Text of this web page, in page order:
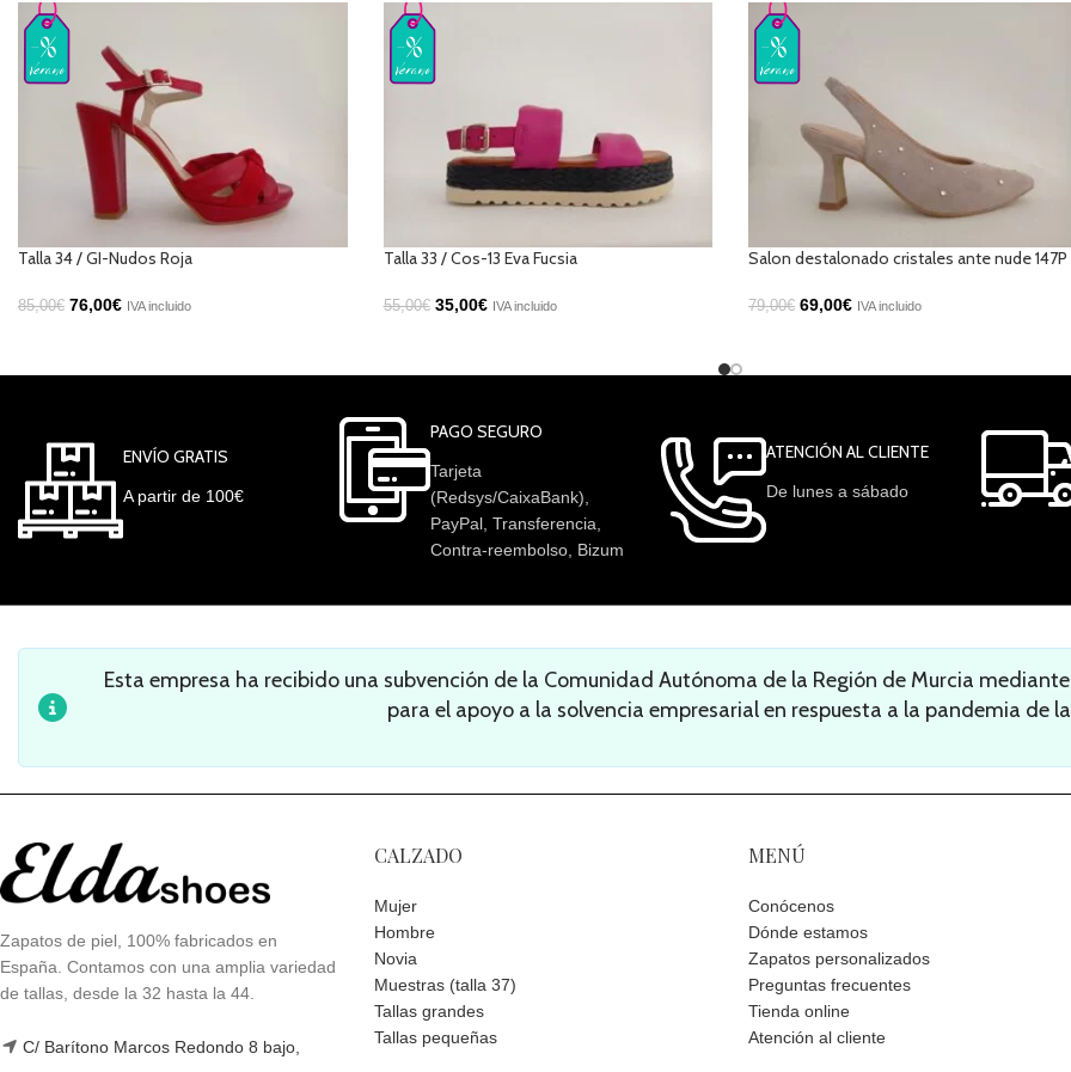
Talla 34 / GI-Nudos Roja
85,00€ 76,00€ IVA incluido
Talla 33 / Cos-13 Eva Fucsia
55,00€ 35,00€ IVA incluido
Salon destalonado cristales ante nude 147P
79,00€ 69,00€ IVA incluido
ENVÍO GRATIS
A partir de 100€
PAGO SEGURO
Tarjeta
(Redsys/CaixaBank),
PayPal, Transferencia,
Contra-reembolso, Bizum
ATENCIÓN AL CLIENTE
De lunes a sábado
Esta empresa ha recibido una subvención de la Comunidad Autónoma de la Región de Murcia
para el apoyo a la solvencia empresarial en respuesta a la pandemia de
Zapatos de piel, 100% fabricados en
España. Contamos con una amplia variedad
de tallas, desde la 32 hasta la 44.
C/ Barítono Marcos Redondo 8 bajo,
CALZADO
Mujer
Hombre
Novia
Muestras (talla 37)
Tallas grandes
Tallas pequeñas
MENÚ
Conócenos
Dónde estamos
Zapatos personalizados
Preguntas frecuentes
Tienda online
Atención al cliente